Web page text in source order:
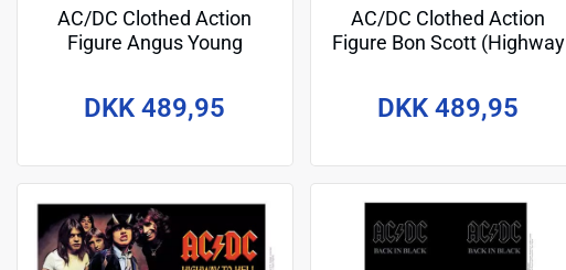
AC/DC Clothed Action
Figure Angus Young
DKK 489,95
AC/DC Clothed Action
Figure Bon Scott (Highway
DKK 489,95